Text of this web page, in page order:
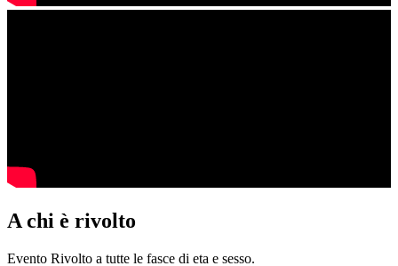
A chi è rivolto
Evento Rivolto a tutte le fasce di eta e sesso.